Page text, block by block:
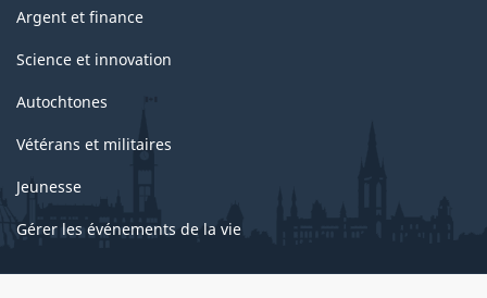
Argent et finance
Science et innovation
Autochtones
Vétérans et militaires
Jeunesse
Gérer les événements de la vie